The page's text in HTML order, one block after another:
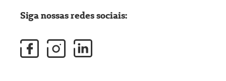
Siga nossas redes sociais: